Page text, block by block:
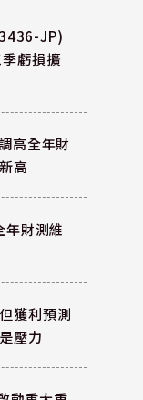
JP)
虧損擴
高全年財
高
年財測維
獲利預測
壓力